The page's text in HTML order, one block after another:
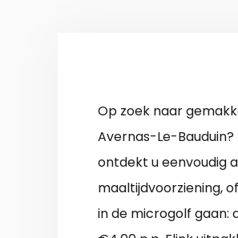
Op zoek naar
Avernas-Le-
ontdekt u eenvoudig
maaltijdvoorziening,
in de microgolf gaan: